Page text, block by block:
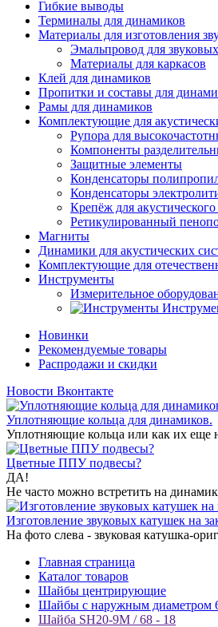
Гибкие выводы
Терминалы для динамиков
Материалы для изготовления
Эмальпровод для
Материалы для каркасов
Клей для динамиков
Пропитки и составы для
Рамы для динамиков
Комплектующие для
Рупора для
Компоненты
Защитные элементы
Конденсаторы
Конденсаторы
Крепёж для
Ретикулированный
Магниты
Динамики для акустических
Комплектующие для
Инструменты
Измерительное
Новинки
Рекомендуемые товары
Распродажи и скидки
Новости Вконтакте
Уплотняющие кольца для динамиков.
Уплотняющие кольца или как их еще
Цветные ППУ подвесы?
ДА!
Не часто можно встретить на
Изготовление звуковых катушек на
На фото слева - звуковая катушка-
Главная страница
Каталог товаров
Шайбы центрирующие
Шайбы с наружным диаметром
Шайба SH20-9M / 68 - 18